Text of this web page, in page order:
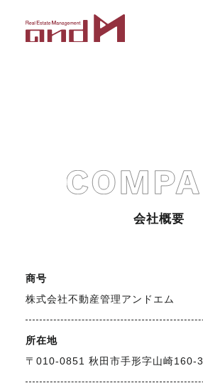
アンドエムが選ばれる理由
不動産売買Q&A
会社概要
商号
株式会社不動産管理アンドエム
所在地
〒010-0851 秋田市手形字山崎160-3